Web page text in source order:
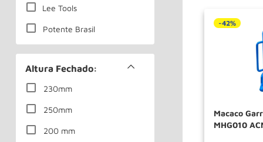
Lee Tools
Potente Brasil
Try
Usados
Altura Fechado:
230mm
250mm
200 mm
-42%
Macaco
MHG010